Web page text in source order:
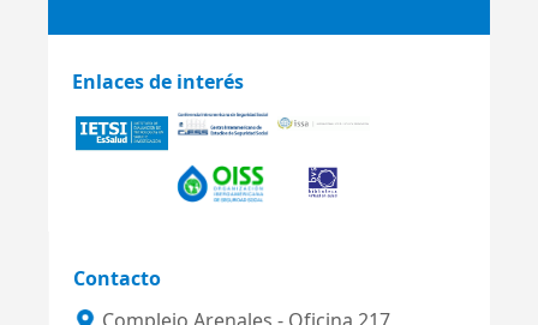
Enlaces de interés
Contacto